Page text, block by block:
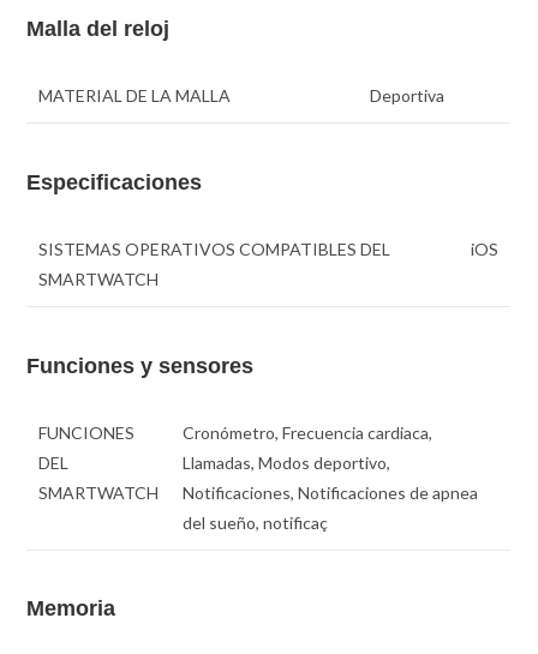
Malla del reloj
MATERIAL DE LA MALLA Deportiva
Especificaciones
SISTEMAS OPERATIVOS COMPATIBLES DEL
SMARTWATCH
iOS
Funciones y sensores
FUNCIONES
DEL
SMARTWATCH
Cronómetro, Frecuencia cardiaca,
Llamadas, Modos deportivo,
Notificaciones, Notificaciones de apnea
del sueño, notificaç
Memoria